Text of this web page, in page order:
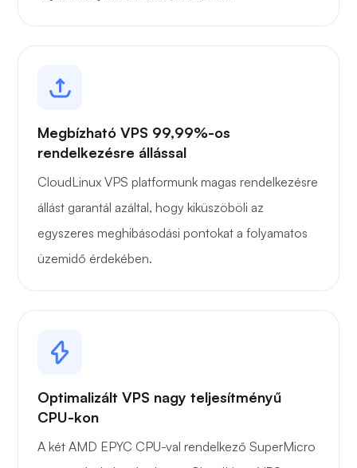
Megbízható VPS 99,99%-os
rendelkezésre állással
CloudLinux VPS platformunk magas rendelkezésre
állást garantál azáltal, hogy kiküszöböli az
egyszeres meghibásodási pontokat a folyamatos
üzemidő érdekében.
Optimalizált VPS nagy teljesítményű
CPU-kon
A két AMD EPYC CPU-val rendelkező SuperMicro